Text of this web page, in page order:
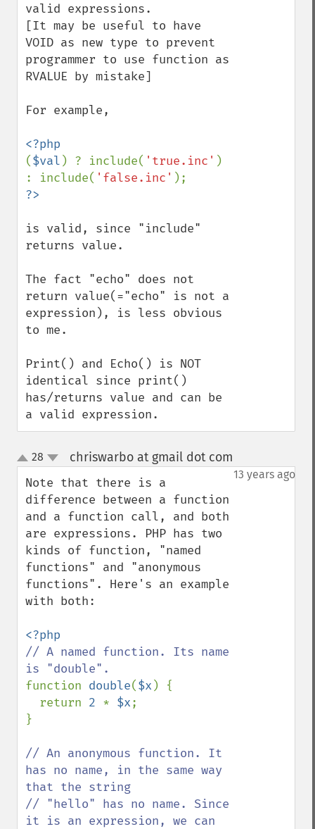
valid expressions.
[It may be useful to have
VOID as new type to prevent
programmer to use function as
RVALUE by mistake]
For example,
($val ) ? include( 'true.inc' )
: include( 'false.inc'
is valid, since "include"
returns value.
The fact "echo" does not
return value(="echo" is not a
expression), is less obvious
to me.
Print() and Echo() is NOT
identical since print()
has/returns value and can be
a valid expression.
up
down
28 chriswarbo at gmail dot com
13 years ago
Note that there is a
difference between a function
and a function call, and both
are expressions. PHP has two
kinds of function, "named
functions" and "anonymous
functions". Here's an example
with both:
// A named function. Its name
function double($x ) {
  return
2 * $x;
}
// An anonymous function. It
has no name, in the same way
that the string
// "hello" has no name. Since
it is an expression, we can